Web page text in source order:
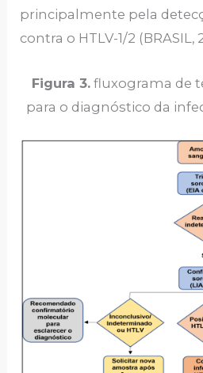
principalmente pela
contra o HTLV-1/2 (BRASIL,
Figura 3. fluxograma de
para o diagnóstico da